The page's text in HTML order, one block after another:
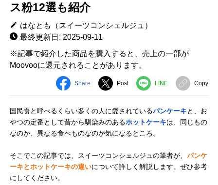
ス粉12選も紹介
はなとも（スイーツコンシェルジュ）
最終更新日: 2025-09-11
※記事で紹介した商品を購入すると、売上の一部が
Moovooに還元されることがあります。
Share Post LINE Copy
国民食と呼べるくらい多くの人に愛されているパンケーキと、お
やつの定番として昔から馴染みのあるホットケーキは、同じもの
なのか、異なる食べものなのか気になるところ。
そこでこの記事では、スイーツコンシェルジュの筆者が、 パンケ
ーキとホットケーキの違いについて詳しく解説します。ぜひ参考
にしてください。